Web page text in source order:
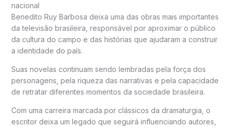
nacional
Benedito Ruy Barbosa deixa uma das obras mais importantes
da televisão brasileira, responsável por aproximar o público
da cultura do campo e das histórias que ajudaram a construir
a identidade do país.
Suas novelas continuam sendo lembradas pela força dos
personagens, pela riqueza das narrativas e pela capacidade
de retratar diferentes momentos da sociedade brasileira.
Com uma carreira marcada por clássicos da dramaturgia, o
escritor deixa um legado que seguirá influenciando autores,